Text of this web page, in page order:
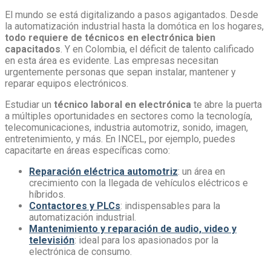
El mundo se está digitalizando a pasos agigantados. Desde
la automatización industrial hasta la domótica en los hogares,
todo requiere de técnicos en electrónica bien
capacitados . Y en Colombia, el déficit de talento calificado
en esta área es evidente. Las empresas necesitan
urgentemente personas que sepan instalar, mantener y
reparar equipos electrónicos.
Estudiar un técnico laboral en electrónica te abre la puerta
a múltiples oportunidades en sectores como la tecnología,
telecomunicaciones, industria automotriz, sonido, imagen,
entretenimiento, y más. En INCEL, por ejemplo, puedes
capacitarte en áreas específicas como:
Reparación eléctrica automotriz: un área en
crecimiento con la llegada de vehículos eléctricos e
híbridos.
Contactores y PLCs: indispensables para la
automatización industrial.
Mantenimiento y reparación de audio, video y
televisión: ideal para los apasionados por la
electrónica de consumo.